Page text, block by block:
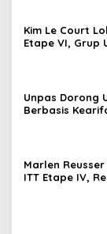
Kim Le Court
Etape VI, Grup
Unpas Dorong
Berbasis
Marlen
ITT Etape IV,